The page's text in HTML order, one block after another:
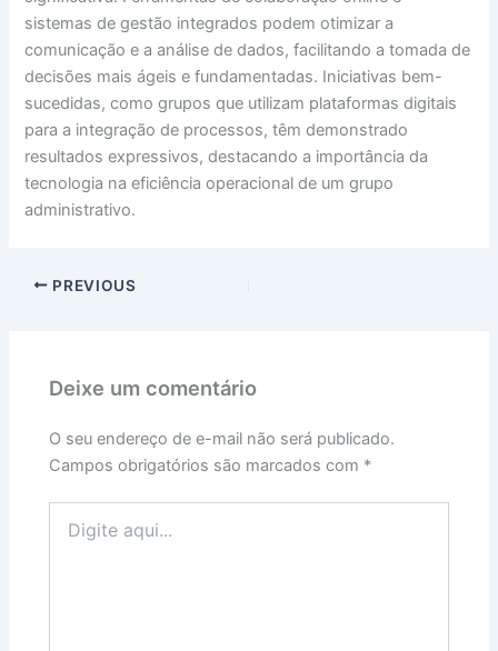
sistemas de gestão integrados podem otimizar a
comunicação e a análise de dados, facilitando a tomada de
decisões mais ágeis e fundamentadas. Iniciativas bem-
sucedidas, como grupos que utilizam plataformas digitais
para a integração de processos, têm demonstrado
resultados expressivos, destacando a importância da
tecnologia na eficiência operacional de um grupo
administrativo.
PREVIOUS
Deixe um comentário
O seu endereço de e-mail não será publicado.
Campos obrigatórios são marcados com *
aqui...